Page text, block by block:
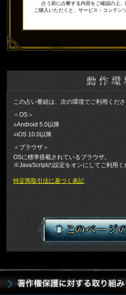
占う前に占断する内容をご確認の上、
ご購入いただくと、サービス・コンテン
この占い番組は、次の環境でご利用くださ
＜OS＞
○Android 5.0以降
○iOS 10.0以降
＜ブラウザ＞
OSに標準搭載されているブラウザ。
※JavaScriptの設定をオンにしてご利用く
特定商取引法に基づく表記